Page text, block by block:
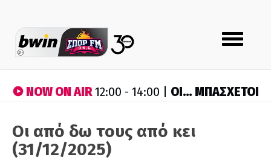
Toggle
navigation
NOW ON AIR12:00 - 14:00 | ΟΙ… ΜΠΑΣΧΕΤΟΙ
Οι από δω τους από κει
(31/12/2025)